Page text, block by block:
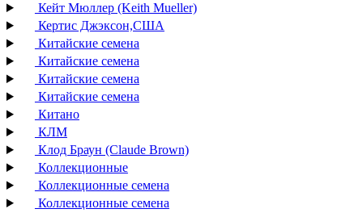
Кейт Мюллер (Keith Mueller)
Кертис Джэксон,США
Китайские семена
Китайские семена
Китайские семена
Китайские семена
Китано
КЛМ
Клод Браун (Claude Brown)
Коллекционные
Коллекционные семена
Коллекционные семена